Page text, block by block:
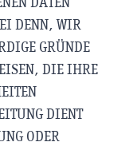
DENN, WIR
GRÜNDE
DIE IHRE
DIENT
ODER